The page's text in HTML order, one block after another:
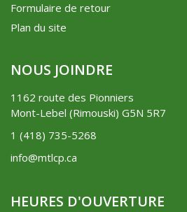
Formulaire de retour
Plan du site
NOUS JOINDRE
1162 route des Pionniers
Mont-Lebel (Rimouski) G5N 5R7
1 (418) 735-5268
info@mtlcp.ca
HEURES D'OUVERTURE